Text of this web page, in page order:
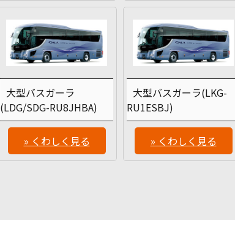
大型バスガーラ
(LDG/SDG-RU8JHBA)
» くわしく見る
大型バスガーラ(LKG-
RU1ESBJ)
» くわしく見る